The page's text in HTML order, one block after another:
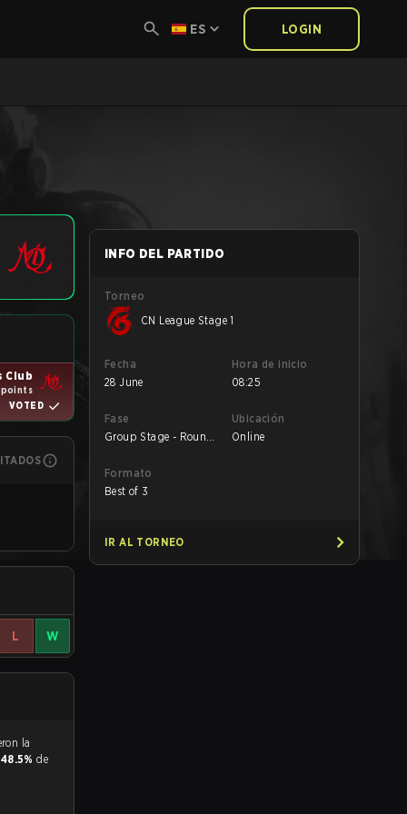
ES LOGIN
Club
points
VOTED
L W
48.5%de
INFO DEL PARTIDO
Torneo
CN League Stage 1
Fecha
28 June
Hora de inicio
08:25
Fase
Group Stage - Round
Ubicación
Online
Formato
Best of 3
IR AL TORNEO